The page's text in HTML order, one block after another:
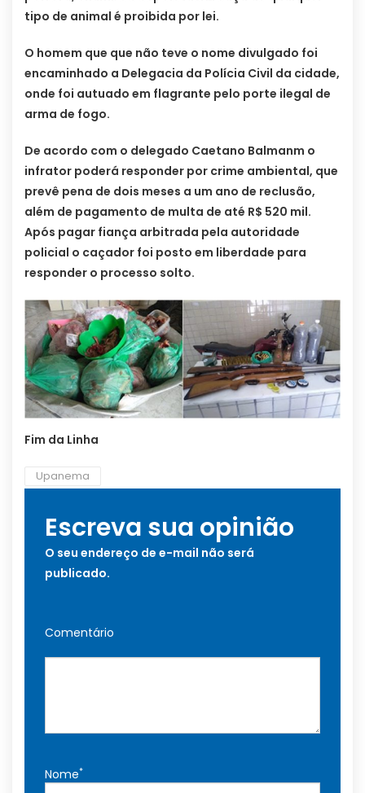
tipo de animal é proibida por lei.
O homem que que não teve o nome divulgado foi
encaminhado a Delegacia da Polícia Civil da cidade,
onde foi autuado em flagrante pelo porte ilegal de
arma de fogo.
De acordo com o delegado Caetano Balmanm o
infrator poderá responder por crime ambiental, que
prevê pena de dois meses a um ano de reclusão,
além de pagamento de multa de até R$ 520 mil.
Após pagar fiança arbitrada pela autoridade
policial o caçador foi posto em liberdade para
responder o processo solto.
Fim da Linha
Upanema
Escreva sua opinião
O seu endereço de e-mail não será
publicado.
Comentário
Nome*